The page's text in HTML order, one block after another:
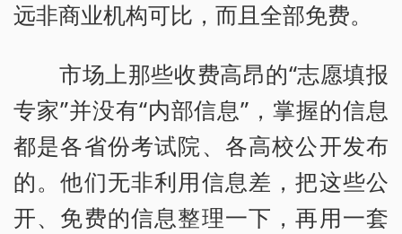
远非商业机构可比，而且全部免费。
市场上那些收费高昂的“志愿填报
专家”并没有“内部信息”，掌握的信息
都是各省份考试院、各高校公开发布
的。他们无非利用信息差，把这些公
开、免费的信息整理一下，再用一套